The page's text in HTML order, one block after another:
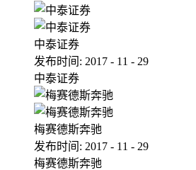
中泰证券
发布时间: 2017 - 11 - 29
中泰证券
梅赛德斯奔驰
发布时间: 2017 - 11 - 29
梅赛德斯奔驰